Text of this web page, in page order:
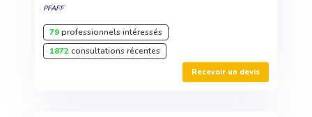
PFAFF
79professionnels intéressés
1872consultations récentes
Recevoir un devis